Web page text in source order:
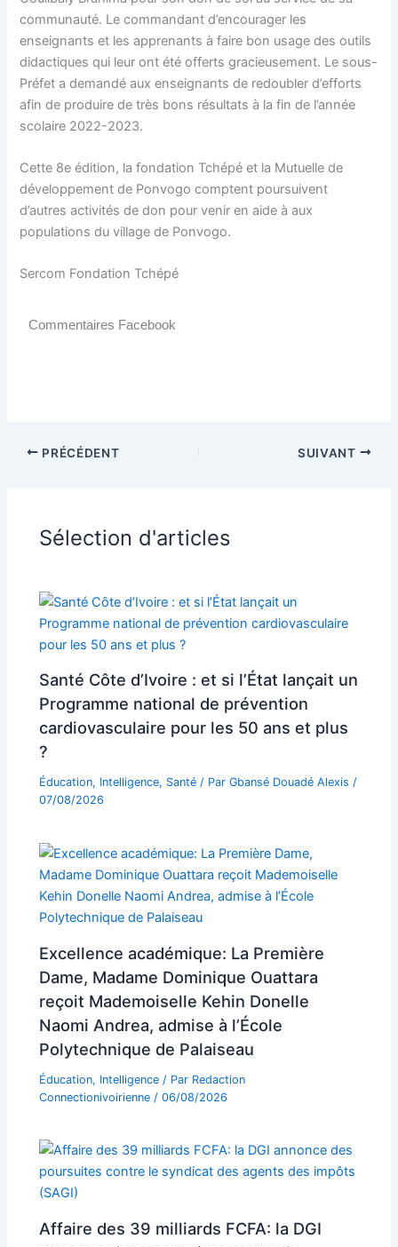
communauté. Le commandant d’encourager les
enseignants et les apprenants à faire bon usage des outils
didactiques qui leur ont été offerts gracieusement. Le sous-
Préfet a demandé aux enseignants de redoubler d’efforts
afin de produire de très bons résultats à la fin de l’année
scolaire 2022-2023.
Cette 8e édition, la fondation Tchépé et la Mutuelle de
développement de Ponvogo comptent poursuivent
d’autres activités de don pour venir en aide à aux
populations du village de Ponvogo.
Sercom Fondation Tchépé
Commentaires Facebook
PRÉCÉDENT SUIVANT
Sélection d'articles
Santé Côte d’Ivoire : et si l’État lançait un
Programme national de prévention
cardiovasculaire pour les 50 ans et plus
?
Éducation, Intelligence, Santé / ParGbansé Douadé Alexis/
07/08/2026
Excellence académique: La Première
Dame, Madame Dominique Ouattara
reçoit Mademoiselle Kehin Donelle
Naomi Andrea, admise à l’École
Polytechnique de Palaiseau
Éducation, Intelligence / Par Redaction
Connectionivoirienne /06/08/2026
Affaire des 39 milliards FCFA: la DGI